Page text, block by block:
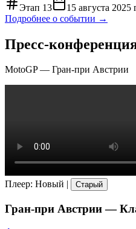
Этап 13 15 августа 2025
Подробнее о событии →
Пресс-
MotoGP— Гран-при Австрии
Плеер: Новый | Старый
Гран-при Австрии—